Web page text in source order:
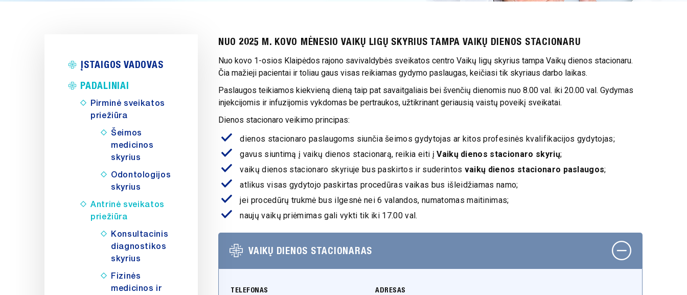
ĮSTAIGOS VADOVAS
PADALINIAI
Pirminė sveikatos
priežiūra
Šeimos
medicinos
skyrius
Odontologijos
skyrius
Antrinė sveikatos
priežiūra
Konsultacinis
diagnostikos
skyrius
Fizinės
medicinos ir
NUO 2025 M. KOVO MĖNESIO VAIKŲ LIGŲ SKYRIUS TAMPA VAIKŲ DIENOS STACIONARU
Nuo kovo 1-osios Klaipėdos rajono savivaldybės sveikatos centro Vaikų ligų skyrius tampa Vaikų dienos stacionaru.
Čia mažieji pacientai ir toliau gaus visas reikiamas gydymo paslaugas, keičiasi tik skyriaus darbo laikas.
Paslaugos teikiamos kiekvieną dieną taip pat savaitgaliais bei švenčių dienomis nuo 8.00 val. iki 20.00 val. Gydymas
injekcijomis ir infuzijomis vykdomas be pertraukos, užtikrinant geriausią vaistų poveikį sveikatai.
Dienos stacionaro veikimo principas:
dienos stacionaro paslaugoms siunčia šeimos gydytojas ar kitos profesinės kvalifikacijos gydytojas;
gavus siuntimą į vaikų dienos stacionarą, reikia eiti įVaikų dienos stacionaro skyrių;
vaikų dienos stacionaro skyriuje bus paskirtos ir suderintos vaikų dienos stacionaro paslaugos;
atlikus visas gydytojo paskirtas procedūras vaikas bus išleidžiamas namo;
jei procedūrų trukmė bus ilgesnė nei 6 valandos, numatomas maitinimas;
naujų vaikų priėmimas gali vykti tik iki 17.00 val.
VAIKŲ DIENOS STACIONARAS
TELEFONAS ADRESAS